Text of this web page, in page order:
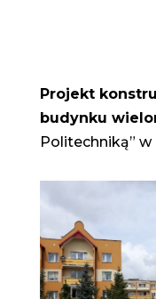
Projekt
budynku
Politechniką” w